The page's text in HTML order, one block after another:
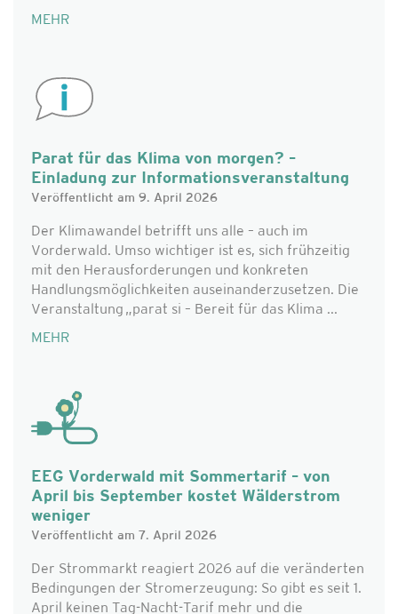
MEHR
Parat für das Klima von morgen? –
Einladung zur Informationsveranstaltung
Veröffentlicht am 9. April 2026
Der Klimawandel betrifft uns alle – auch im
Vorderwald. Umso wichtiger ist es, sich frühzeitig
mit den Herausforderungen und konkreten
Handlungsmöglichkeiten auseinanderzusetzen. Die
Veranstaltung „parat si – Bereit für das Klima ...
MEHR
EEG Vorderwald mit Sommertarif – von
April bis September kostet Wälderstrom
weniger
Veröffentlicht am 7. April 2026
Der Strommarkt reagiert 2026 auf die veränderten
Bedingungen der Stromerzeugung: So gibt es seit 1.
April keinen Tag-Nacht-Tarif mehr und die